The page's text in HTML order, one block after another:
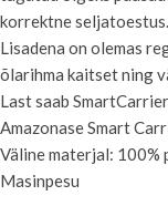
korrektne seljatoestus.
Lisadena on olemas
õlarihma kaitset ning
Last saab
Amazonase Smart
Väline materjal: 100%
Masinpesu